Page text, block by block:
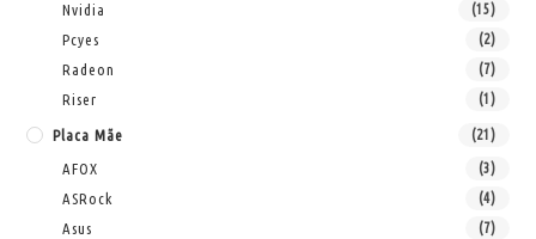
Nvidia (15)
Pcyes (2)
Radeon (7)
Riser (1)
Placa Mãe (21)
AFOX (3)
ASRock (4)
Asus (7)